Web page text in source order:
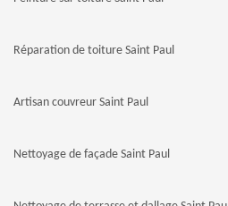
Réparation de toiture Saint Paul
Artisan couvreur Saint Paul
Nettoyage de façade Saint Paul